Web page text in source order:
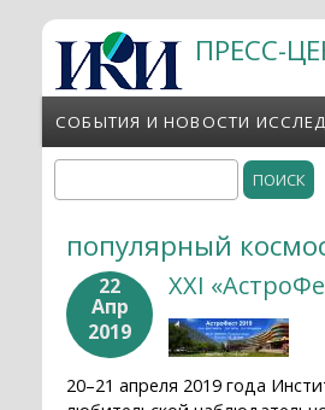
содержанию ПРЕСС-
СОБЫТИЯ И НОВОСТИ
Форма поиска
популярный
22
Апр
2019
XXI
20–21 апреля 2019 года